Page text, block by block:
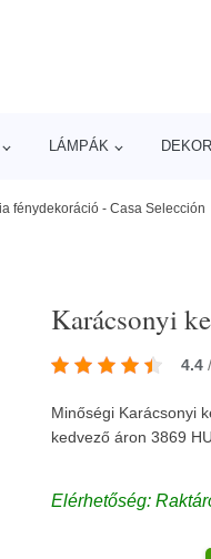
LÁMPÁK
fénydekoráció - Casa Selección
Karácsonyi
4.4 /
Minőségi Karácsonyi
kedvező áron 3869
Elérhetőség: